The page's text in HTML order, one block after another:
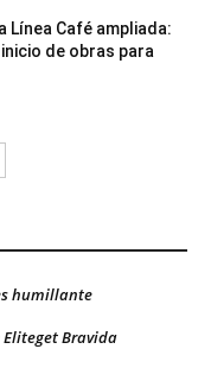
Línea Café ampliada:
de obras para
humillante
Bravida